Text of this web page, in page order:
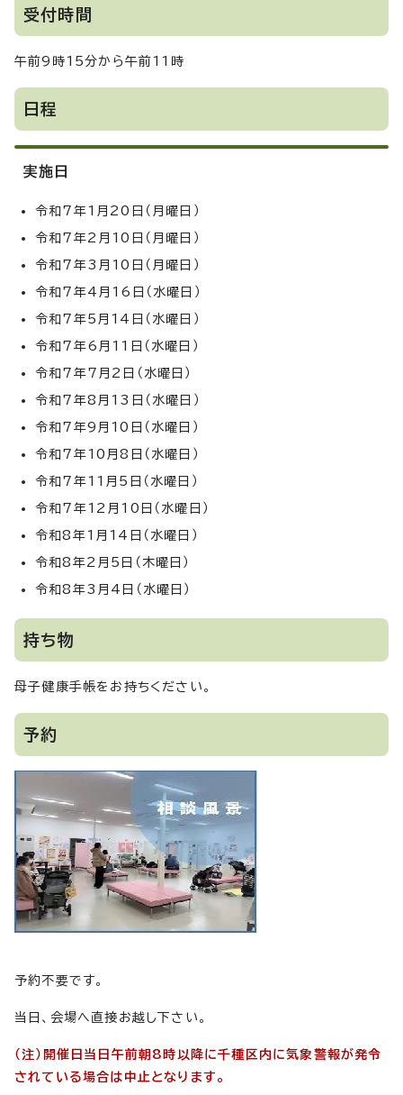
受付時間
午前9時15分から午前11時
日程
実施日
令和7年1月20日（月曜日）
令和7年2月10日（月曜日）
令和7年3月10日（月曜日）
令和7年4月16日（水曜日）
令和7年5月14日（水曜日）
令和7年6月11日（水曜日）
令和7年7月2日（水曜日）
令和7年8月13日（水曜日）
令和7年9月10日（水曜日）
令和7年10月8日（水曜日）
令和7年11月5日（水曜日）
令和7年12月10日（水曜日）
令和8年1月14日（水曜日）
令和8年2月5日（木曜日）
令和8年3月4日（水曜日）
持ち物
母子健康手帳をお持ちください。
予約
予約不要です。
当日、会場へ直接お越し下さい。
（注）開催日当日午前朝8時以降に千種区内に気象警報が発令
されている場合は中止となります。